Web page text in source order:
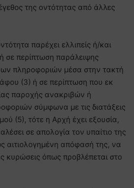
της οντότητας από άλλες
παρέχει ελλιπείς ή/και
σε περίπτωση παράλειψης
πληροφοριών μέσα στην τακτή
(3) ή σε περίπτωση που εκ
παροχής ανακριβών ή
σύμφωνα με τις διατάξεις
(5), τότε η Αρχή έχει εξουσία,
σε απολογία τον υπαίτιο της
αιτιολογημένη απόφασή της, να
κυρώσεις όπως προβλέπεται στο